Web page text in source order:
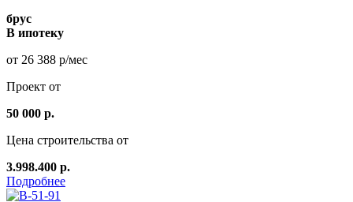
брус
В ипотеку
от 26 388 р/мес
Проект от
50 000 р.
Цена строительства от
3.998.400 р.
Подробнее